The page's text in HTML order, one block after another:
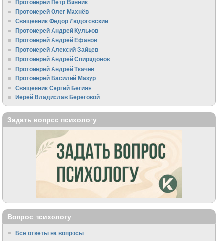
Протоиерей Пётр Винник
Протоиерей Олег Махнёв
Священник Федор Людоговский
Протоиерей Андрей Кульков
Протоиерей Андрей Ефанов
Протоиерей Алексий Зайцев
Протоиерей Андрей Спиридонов
Протоиерей Андрей Ткачёв
Протоиерей Василий Мазур
Священник Сергий Бегиян
Иерей Владислав Береговой
Задать вопрос психологу
Вопрос психологу
Все ответы на вопросы